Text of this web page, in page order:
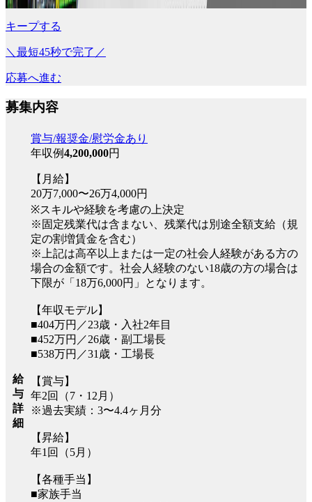
キープする
＼最短45秒で完了／
応募へ進む
募集内容
給
与
詳
細
賞与/報奨金/慰労金あり
年収例4,200,000円
【月給】
20万7,000〜26万4,000円
※スキルや経験を考慮の上決定
※固定残業代は含まない、残業代は別途全額支給（規
定の割増賃金を含む）
※上記は高卒以上または一定の社会人経験がある方の
場合の金額です。社会人経験のない18歳の方の場合は
下限が「18万6,000円」となります。
【年収モデル】
■404万円／23歳・入社2年目
■452万円／26歳・副工場長
■538万円／31歳・工場長
【賞与】
年2回（7・12月）
※過去実績：3〜4.4ヶ月分
【昇給】
年1回（5月）
【各種手当】
■家族手当